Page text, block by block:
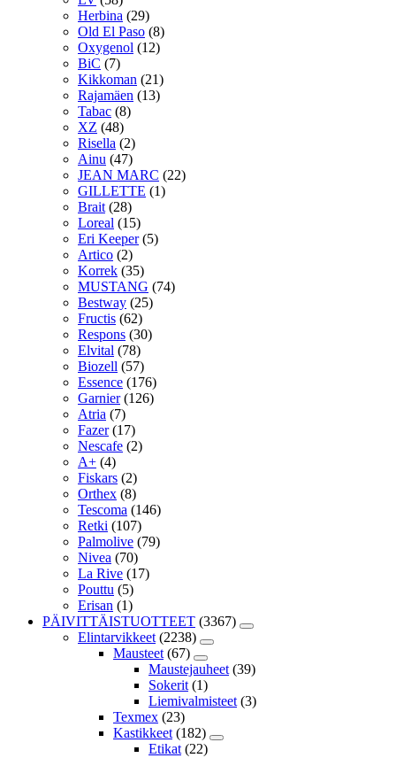
Herbina (29)
Old El Paso (8)
Oxygenol (12)
BiC (7)
Kikkoman (21)
Rajamäen (13)
Tabac (8)
XZ (48)
Risella (2)
Ainu (47)
JEAN MARC (22)
GILLETTE (1)
Brait (28)
Loreal (15)
Eri Keeper (5)
Artico (2)
Korrek (35)
MUSTANG (74)
Bestway (25)
Fructis (62)
Respons (30)
Elvital (78)
Biozell (57)
Essence (176)
Garnier (126)
Atria (7)
Fazer (17)
Nescafe (2)
A+ (4)
Fiskars (2)
Orthex (8)
Tescoma (146)
Retki (107)
Palmolive (79)
Nivea (70)
La Rive (17)
Pouttu (5)
Erisan (1)
PÄIVITTÄISTUOTTEET (3367)
Elintarvikkeet (2238)
Mausteet (67)
Maustejauheet (39)
Sokerit (1)
Liemivalmisteet (3)
Texmex (23)
Kastikkeet (182)
Etikat (22)